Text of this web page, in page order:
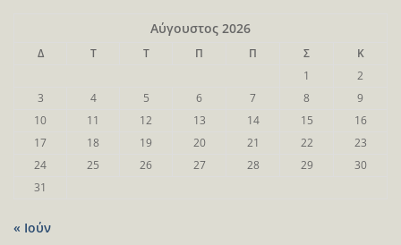
Αύγουστος 2026
Δ Τ Τ Π Π Σ
Κ
1
2
3
4 5 6 7 8
9
10
11 12 13 14 15
16
17
18 19 20 21 22
23
24
25 26 27 28 29
30
31
« Ιούν